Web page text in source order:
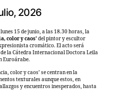
2026
15 de junio, a las 18.30 horas, la
color y caos’del pintor y escultor
cromático. El acto será
la Cátedra Internacional Doctora Leila
Euroárabe.
color y caos’ se centran en la
texturales aunque estos, en
y encuentros inesperados, hasta